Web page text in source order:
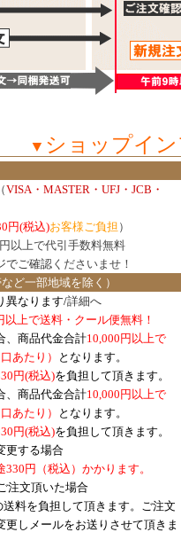
▼ ショップイ
VISA・MASTER・UFJ・JCB・
円(税込)お客様ご負担 ）
以上で代引手数料無料
でご確認くださいませ！
ど一部地域を除く）
異なります/詳細へ
以上で送料・クール便無料！
、商品代金合計10,000円以上で
あたり）
となります。
円(税込)を負担して頂きます。
、商品代金合計10,000円以上で
口あたり）
となります。
円(税込)を負担して頂きます。
更する場合
円（税込）かかります。
注文頂いた場合
送料を負担して頂きます。ご注文
更しメールをお送りさせて頂きま